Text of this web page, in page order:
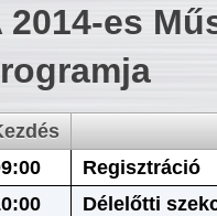
2014-es
Regisztráció
Délelőtti